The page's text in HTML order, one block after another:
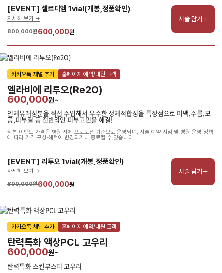
[EVENT] 셀르디엠 1vial(개봉,정품확인)
자세히 보기 ->
800,000원600,000원
시술 담기
카카오톡 채널 추가 홈페이지 예약/내원 고객
엘라비에 리투오(Re2O)
600,000원~
인체유래성분을 직접 주입해서 우수한 생체적합성을 특장점으로 미백,주름,모
공,피부결 등 전반적인 피부고민을 해결!
※ 본 이벤트 가격은 병원 자체 프로모션 기준으로 운영되며, 시술 예약 시점 및 병원 운영 정책
에 따라 가격·구성·혜택이 변경되거나 종료될 수 있습니다.
[EVENT] 리투오 1vial(개봉,정품확인)
자세히 보기 ->
800,000원600,000원
시술 담기
카카오톡 채널 추가 홈페이지 예약/내원 고객
탄력특화 액상PCL 고우리
600,000원~
탄력특화 스킨부스터 고우리
체형